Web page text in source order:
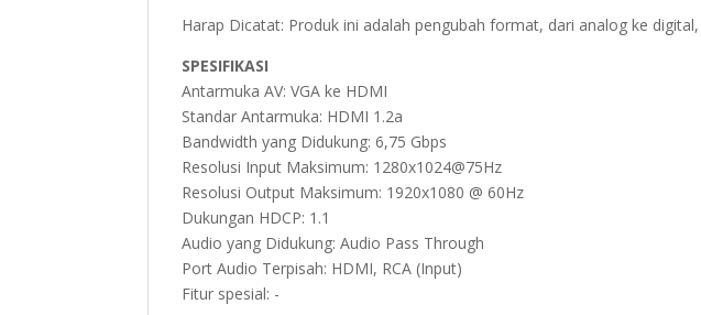
Harap Dicatat: Produk ini adalah pengubah format, dari analog ke
SPESIFIKASI
Antarmuka AV: VGA ke HDMI
Standar Antarmuka: HDMI 1.2a
Bandwidth yang Didukung: 6,75 Gbps
Resolusi Input Maksimum: 1280x1024@75Hz
Resolusi Output Maksimum: 1920x1080 @ 60Hz
Dukungan HDCP: 1.1
Audio yang Didukung: Audio Pass Through
Port Audio Terpisah: HDMI, RCA (Input)
Fitur spesial: -